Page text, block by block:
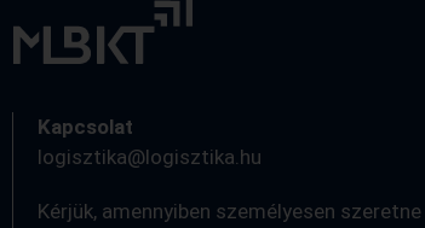
Kapcsolat
logisztika@logisztika.hu
Kérjük, amennyiben személyesen szeretne